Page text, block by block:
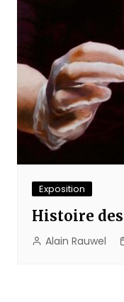
Exposition
Histoire
Alain Rauwel